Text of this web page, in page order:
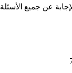
عن جميع الأسئلة.